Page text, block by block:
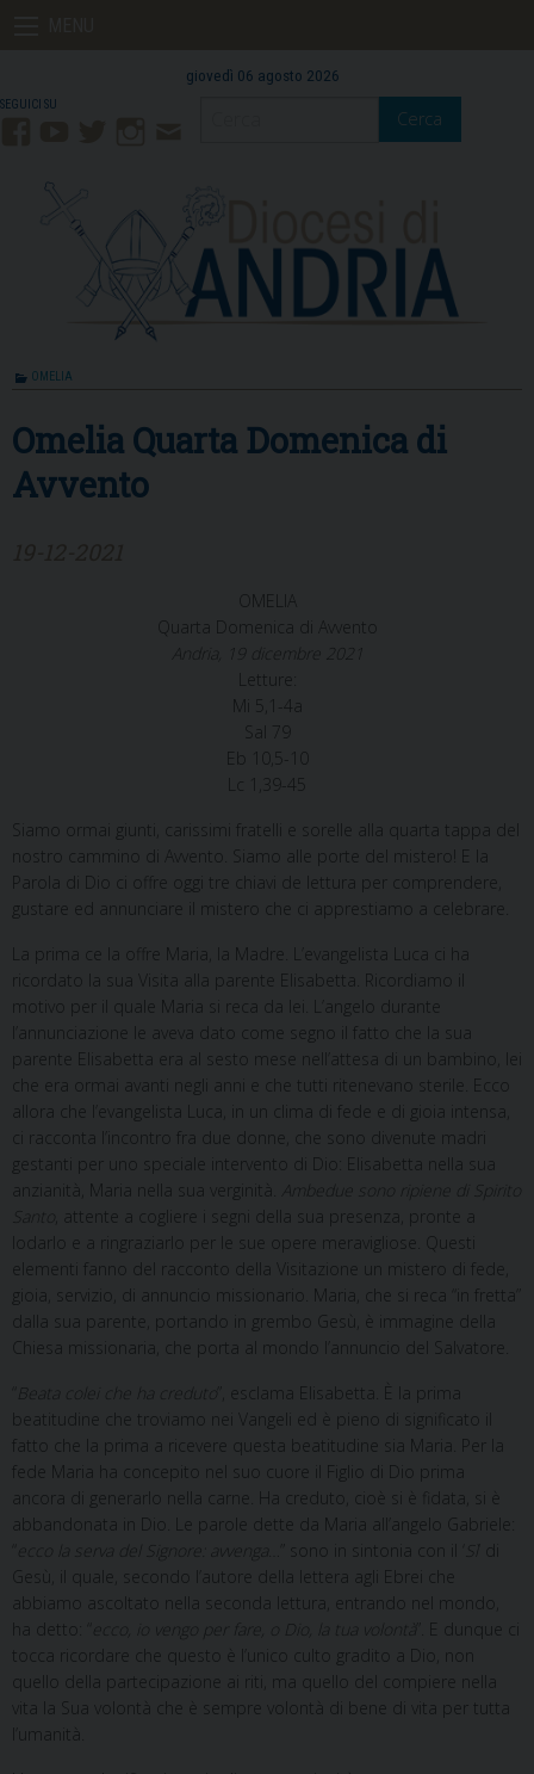
giovedì 06 agosto 2026
Mail
Cerca
OMELIA
Omelia Quarta Domenica di
Avvento
OMELIA
Quarta Domenica di Avvento
Andria, 19 dicembre 2021
Letture:
Mi 5,1-4a
Sal 79
Eb 10,5-10
Lc 1,39-45
Siamo ormai giunti, carissimi fratelli e sorelle alla quarta tappa del
nostro cammino di Avvento. Siamo alle porte del mistero! E la
Parola di Dio ci offre oggi tre chiavi de lettura per comprendere,
gustare ed annunciare il mistero che ci apprestiamo a celebrare.
La prima ce la offre Maria, la Madre. L’evangelista Luca ci ha
ricordato la sua Visita alla parente Elisabetta. Ricordiamo il
motivo per il quale Maria si reca da lei. L’angelo durante
l’annunciazione le aveva dato come segno il fatto che la sua
parente Elisabetta era al sesto mese nell’attesa di un bambino, lei
che era ormai avanti negli anni e che tutti ritenevano sterile. Ecco
allora che l’evangelista Luca, in un clima di fede e di gioia intensa,
ci racconta l’incontro fra due donne, che sono divenute madri
gestanti per uno speciale intervento di Dio: Elisabetta nella sua
anzianità, Maria nella sua verginità.
, attente a cogliere i segni della sua presenza, pronte a
lodarlo e a ringraziarlo per le sue opere meravigliose. Questi
elementi fanno del racconto della Visitazione un mistero di fede,
gioia, servizio, di annuncio missionario. Maria, che si reca “in fretta”
dalla sua parente, portando in grembo Gesù, è immagine della
Chiesa missionaria, che porta al mondo l’annuncio del Salvatore.
”, esclama Elisabetta. È la prima
beatitudine che troviamo nei Vangeli ed è pieno di significato il
fatto che la prima a ricevere questa beatitudine sia Maria. Per la
fede Maria ha concepito nel suo cuore il Figlio di Dio prima
ancora di generarlo nella carne. Ha creduto, cioè si è fidata, si è
abbandonata in Dio. Le parole dette da Maria all’angelo Gabriele:
…” sono in sintonia con il ‘
’ di
Gesù, il quale, secondo l’autore della lettera agli Ebrei che
abbiamo ascoltato nella seconda lettura, entrando nel mondo,
ha detto: “
”. E dunque ci
tocca ricordare che questo è l’unico culto gradito a Dio, non
quello della partecipazione ai riti, ma quello del compiere nella
vita la Sua volontà che è sempre volontà di bene di vita per tutta
l’umanità.